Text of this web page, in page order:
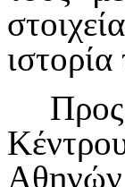
Αθηνών